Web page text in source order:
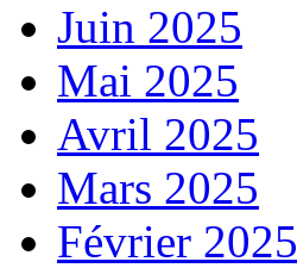
Juin 2025
Mai 2025
Avril 2025
Mars 2025
Février 2025